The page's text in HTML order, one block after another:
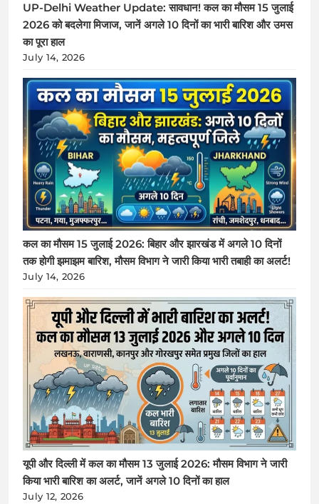
UP-Delhi Weather Update: सावधान! कल का मौसम 15 जुलाई
2026 को बदलेगा मिजाज, जानें अगले 10 दिनों का भारी बारिश और उमस
का पूरा हाल
July 14, 2026
कल का मौसम 15 जुलाई 2026: बिहार और झारखंड में अगले 10 दिनों
तक होगी झमाझम बारिश, मौसम विभाग ने जारी किया भारी तबाही का अलर्ट!
July 14, 2026
यूपी और दिल्ली में कल का मौसम 13 जुलाई 2026: मौसम विभाग ने जारी
किया भारी बारिश का अलर्ट, जानें अगले 10 दिनों का हाल
July 12, 2026